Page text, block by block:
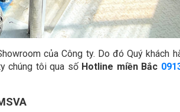
của Công ty. Do đó Quý khách
chúng tôi qua số Hotline miền Bắc